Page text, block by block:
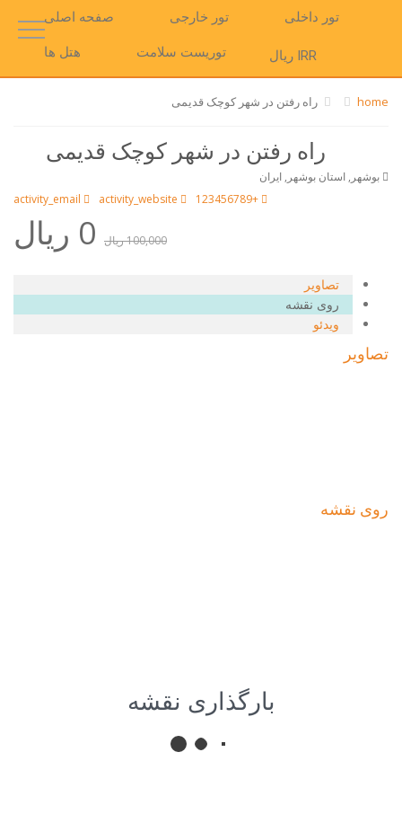
صفحه اصلی تور خارجی تور داخلی
هتل ها توریست سلامت IRR ریال
home راه رفتن در شهر کوچک قدیمی
راه رفتن در شهر کوچک قدیمی
بوشهر, استان بوشهر, ایران
+123456789
100,000 ریال
تصاویر
روی نقشه
ویدئو
تصاویر
روی نقشه
بارگذاری نقشه